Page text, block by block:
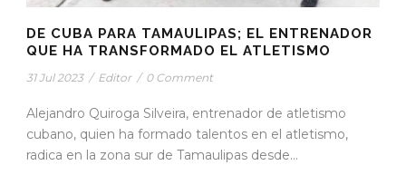
DE CUBA PARA TAMAULIPAS; EL ENTRENADOR
QUE HA TRANSFORMADO EL ATLETISMO
31 Jul 2023 / Editor / 0 Comment
Alejandro Quiroga Silveira, entrenador de atletismo
cubano, quien ha formado talentos en el atletismo,
radica en la zona sur de Tamaulipas desde...